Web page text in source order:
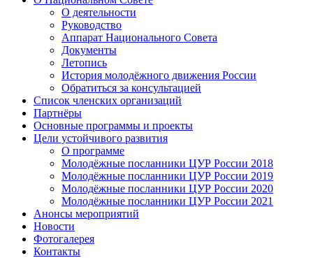
О деятельности
Руководство
Аппарат Национального Совета
Документы
Летопись
История молодёжного движения России
Обратиться за консультацией
Список членских организаций
Партнёры
Основные программы и проекты
Цели устойчивого развития
О программе
Молодёжные посланники ЦУР России 2018
Молодёжные посланники ЦУР России 2019
Молодёжные посланники ЦУР России 2020
Молодёжные посланники ЦУР России 2021
Анонсы мероприятий
Новости
Фотогалерея
Контакты